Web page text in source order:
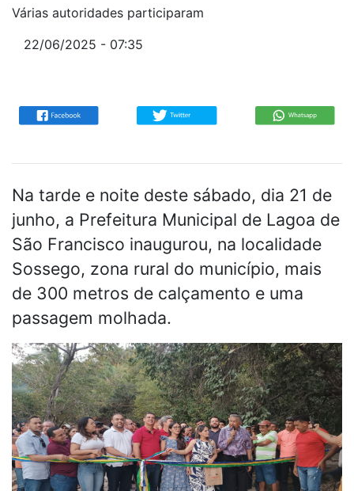
Várias autoridades participaram
22/06/2025 - 07:35
Na tarde e noite deste sábado, dia 21 de
junho, a Prefeitura Municipal de Lagoa de
São Francisco inaugurou, na localidade
Sossego, zona rural do município, mais
de 300 metros de calçamento e uma
passagem molhada.